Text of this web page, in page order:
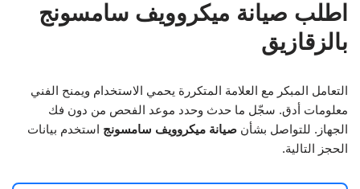
اطلب صيانة ميكروويف سامسونج
بالزقازيق
التعامل المبكر مع العلامة المتكررة يحمي الاستخدام ويمنح الفني
معلومات أدق. سجّل ما حدث وحدد موعد الفحص من دون فك
الجهاز. للتواصل بشأن صيانة ميكروويف سامسونج استخدم بيانات
الحجز التالية.